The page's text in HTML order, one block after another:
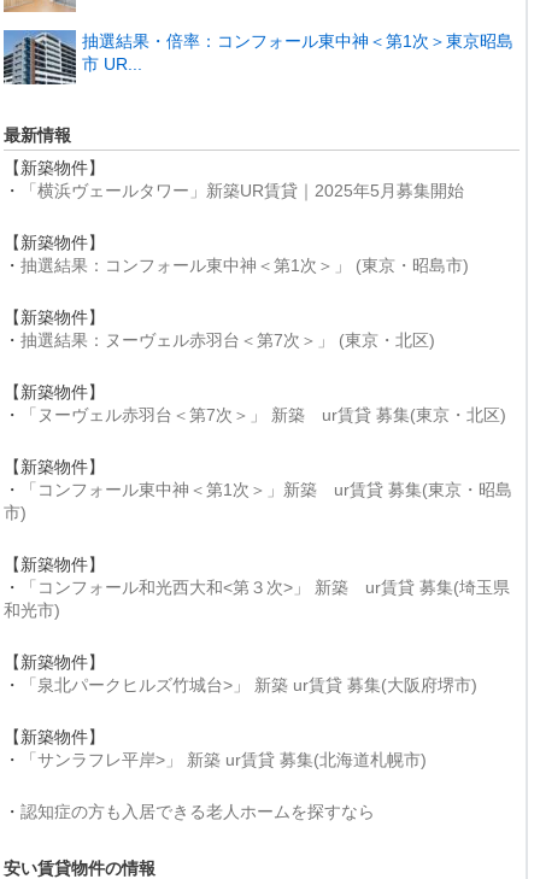
抽選結果・倍率：コンフォール東中神＜第1次＞東京昭島
市 UR...
最新情報
【新築物件】
・
「横浜ヴェールタワー」新築UR賃貸｜2025年5月募集開始
【新築物件】
・ 抽選結果：コンフォール東中神＜第1次＞」 (東京・昭島市)
【新築物件】
・ 抽選結果：ヌーヴェル赤羽台＜第7次＞」 (東京・北区)
【新築物件】
・
「ヌーヴェル赤羽台＜第7次＞」 新築 ur賃貸 募集(東京・北区)
【新築物件】
・
「コンフォール東中神＜第1次＞」新築 ur賃貸 募集(東京・昭島
市)
【新築物件】
・
「コンフォール和光西大和<第３次>」 新築 ur賃貸 募集(埼玉県
和光市)
【新築物件】
・
「泉北パークヒルズ竹城台>」 新築 ur賃貸 募集(大阪府堺市)
【新築物件】
・
「サンラフレ平岸>」 新築 ur賃貸 募集(北海道札幌市)
・ 認知症の方も入居できる老人ホームを探すなら
安い賃貸物件の情報